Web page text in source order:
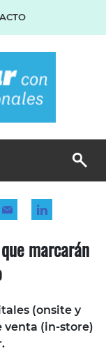
marcarán
(onsite y
venta (in-store)